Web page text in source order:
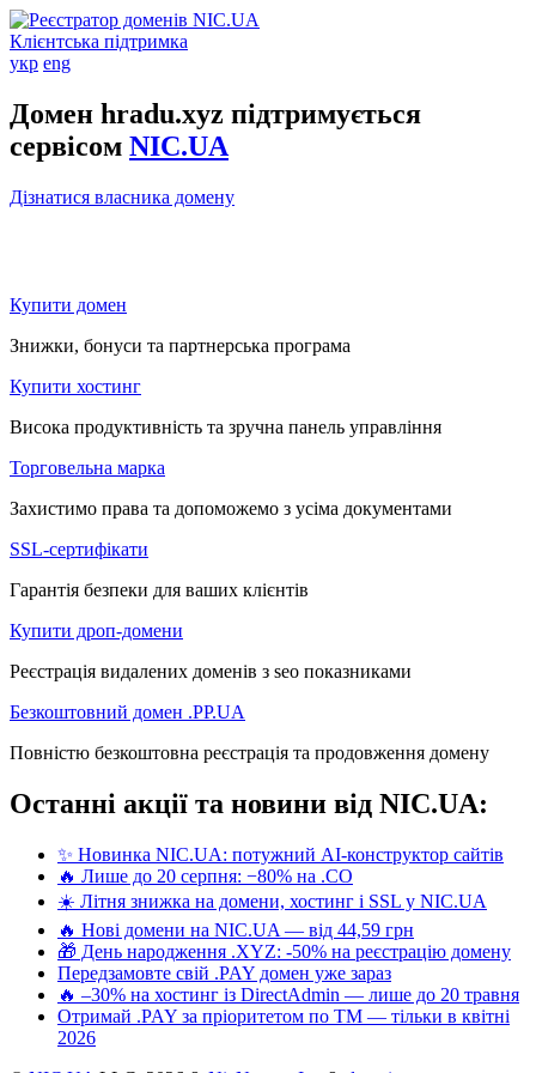
Клієнтська підтримка
укр eng
Домен hradu.xyz підтримується
сервісом NIC.UA
Дізнатися власника домену
Купити домен
Знижки, бонуси та партнерська програма
Купити хостинг
Висока продуктивність та зручна панель управління
Торговельна марка
Захистимо права та допоможемо з усіма документами
SSL-сертифікати
Гарантія безпеки для ваших клієнтів
Купити дроп-домени
Реєстрація видалених доменів з seo показниками
Безкоштовний домен .PP.UA
Повністю безкоштовна реєстрація та продовження домену
Останні акції та новини від NIC.UA:
✨ Новинка NIC.UA: потужний AI-конструктор сайтів
🔥 Лише до 20 серпня: −80% на .CO
☀️ Літня знижка на домени, хостинг і SSL у NIC.UA
🔥 Нові домени на NIC.UA — від 44,59 грн
🎁 День народження .XYZ: -50% на реєстрацію домену
Передзамовте свій .PAY домен уже зараз
🔥 –30% на хостинг із DirectAdmin — лише до 20 травня
Отримай .PAY за пріоритетом по ТМ — тільки в квітні
2026